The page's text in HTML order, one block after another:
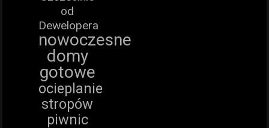
od
Dewelopera
nowoczesne
domy
gotowe
ocieplanie
stropów
piwnic